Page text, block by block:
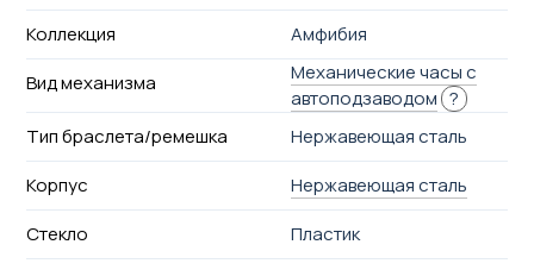
Коллекция
Амфибия
Вид механизма
Механические часы с
автоподзаводом ?
Тип браслета/ремешка
Нержавеющая сталь
Корпус
Нержавеющая сталь
Стекло
Пластик